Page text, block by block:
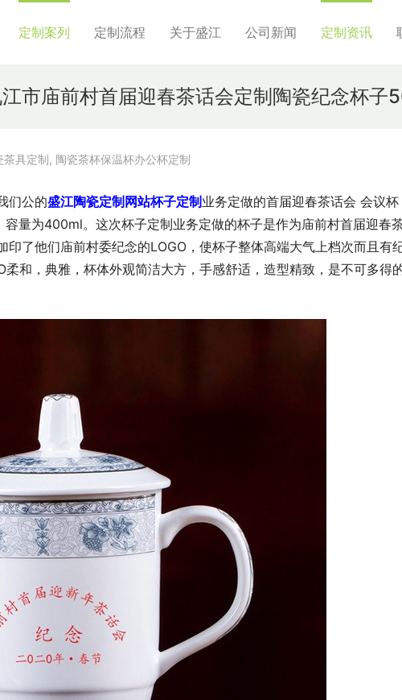
定制案列 定制流程 关于盛江 公司新闻 定制资讯
市庙前村首届迎春茶话会定制陶瓷纪念杯子
茶具定制, 陶瓷茶杯保温杯办公杯定制
们公的盛江陶瓷定制网站杯子定制 业务定做的首届迎春茶话会 会议杯
量为400ml。这次杯子定制业务定做的杯子是作为庙前村首届迎春
了他们庙前村委纪念的LOGO，使杯子整体高端大气上档次而且有
和，典雅，杯体外观简洁大方，手感舒适，造型精致，是不可多得